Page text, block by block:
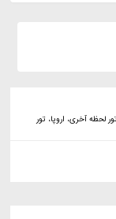
لحظه آخری، اروپا، تور